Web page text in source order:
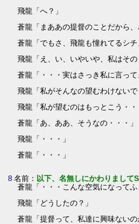
飛龍「へ？」
蒼龍「まああの提督のことだから
蒼龍「でもさ、飛龍も憧れてるシ
飛龍「え、い、いやいや、私はその
蒼龍「・・・実はさっき私に言っ
飛龍「私がそんなの望むわけないで
飛龍「私が望むのはもっとこう・・
蒼龍「あ、ああ、そうなの・・・」
飛龍「・・・」
蒼龍「・・・」
8 名前： 以下、名無しにかわりまして
蒼龍「・・・こんな空気になってふ
飛龍「どうしたの？」
蒼龍「提督って、私達に興味ない